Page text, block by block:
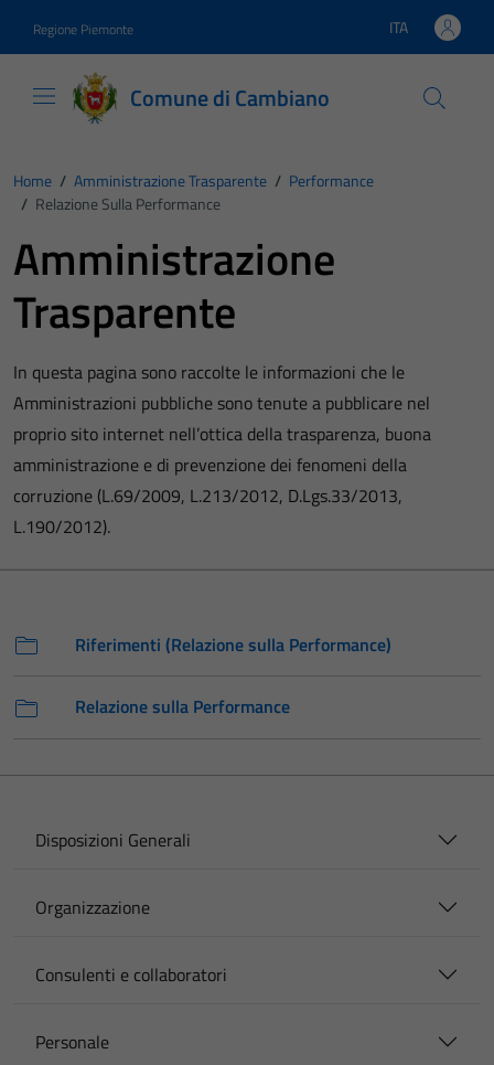
Regione Piemonte Lingua attiva:
ITA
Comune di Cambiano
Home / Amministrazione Trasparente / Performance
/ Relazione Sulla Performance
Amministrazione
Trasparente
In questa pagina sono raccolte le informazioni che le
Amministrazioni pubbliche sono tenute a pubblicare nel
proprio sito internet nell’ottica della trasparenza, buona
amministrazione e di prevenzione dei fenomeni della
corruzione (L.69/2009, L.213/2012, D.Lgs.33/2013,
L.190/2012).
Riferimenti (Relazione sulla Performance)
Relazione sulla Performance
Disposizioni Generali
Organizzazione
Consulenti e collaboratori
Personale